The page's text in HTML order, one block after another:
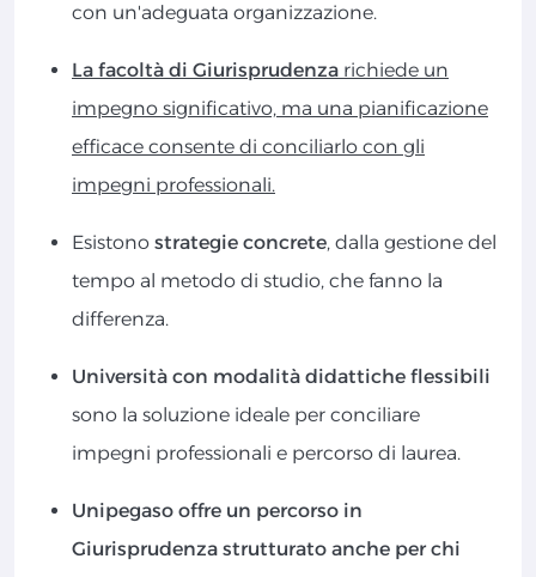
con un'adeguata organizzazione.
La facoltà di Giurisprudenza richiede un
impegno significativo, ma una pianificazione
efficace consente di conciliarlo con gli
impegni professionali.
Esistono strategie concrete, dalla gestione del
tempo al metodo di studio, che fanno la
differenza.
Università con modalità didattiche flessibili
sono la soluzione ideale per conciliare
impegni professionali e percorso di laurea.
Unipegaso offre un percorso in
Giurisprudenza strutturato anche per chi